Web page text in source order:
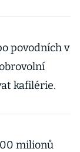
povodních v
kafilérie.
milionů